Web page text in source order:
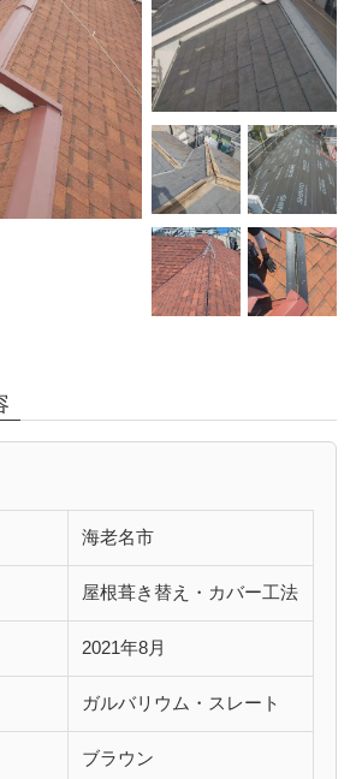
海老名市
屋根葺き替え・カバー工法
2021年8月
ガルバリウム・スレート
ブラウン